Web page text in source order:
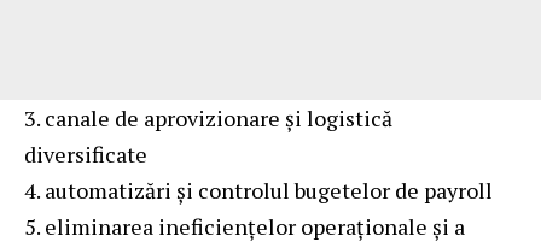
3. canale de aprovizionare și logistică
diversificate
4. automatizări și controlul bugetelor de payroll
5. eliminarea ineficiențelor operaționale și a